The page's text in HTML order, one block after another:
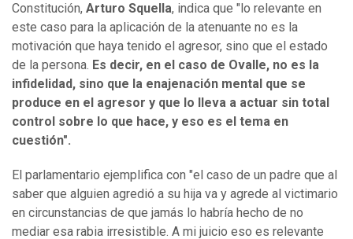
Constitución, Arturo Squella, indica que "lo relevante en
este caso para la aplicación de la atenuante no es la
motivación que haya tenido el agresor, sino que el estado
de la persona. Es decir, en el caso de Ovalle, no es la
infidelidad, sino que la enajenación mental que se
produce en el agresor y que lo lleva a actuar sin total
control sobre lo que hace, y eso es el tema en
cuestión".
El parlamentario ejemplifica con "el caso de un padre que al
saber que alguien agredió a su hija va y agrede al victimario
en circunstancias de que jamás lo habría hecho de no
mediar esa rabia irresistible. A mi juicio eso es relevante